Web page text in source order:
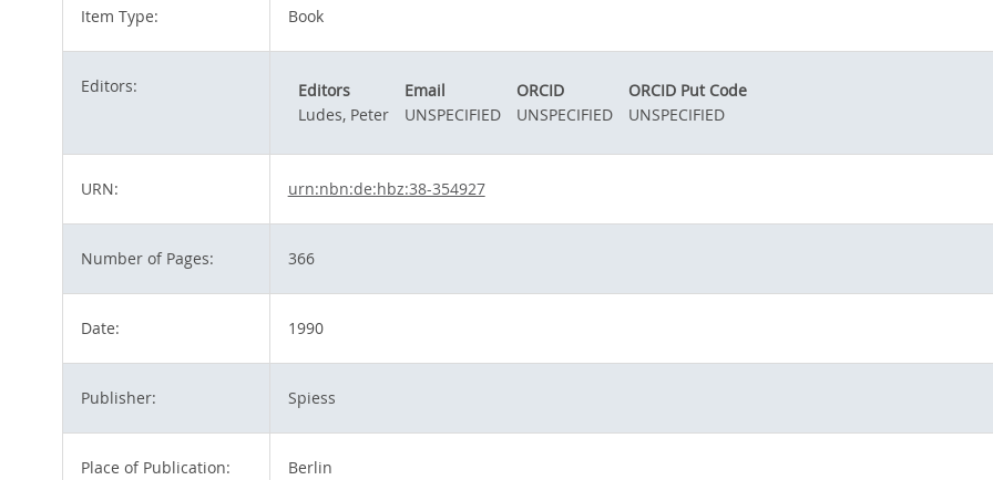
Item Type: Book
Editors: Editors Email ORCID
ORCID Put Code
Ludes, Peter
UNSPECIFIED UNSPECIFIED UNSPECIFIED
URN: urn:nbn:de:hbz:38-354927
Number of Pages: 366
Date: 1990
Publisher: Spiess
Place of Publication: Berlin